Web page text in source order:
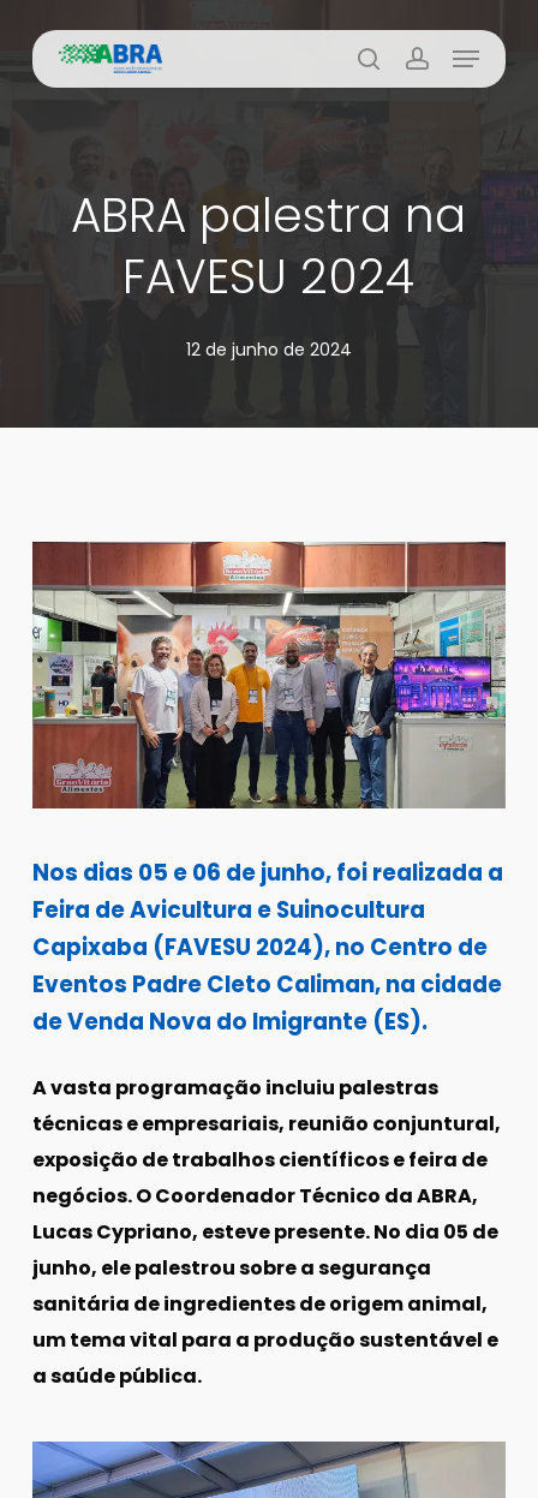
main
buscaaccount
Menu
ABRA palestra na
FAVESU 2024
12 de junho de 2024
Nos dias 05 e 06 de junho, foi realizada a
Feira de Avicultura e Suinocultura
Capixaba (FAVESU 2024), no Centro de
Eventos Padre Cleto Caliman, na cidade
de Venda Nova do Imigrante (ES).
A vasta programação incluiu palestras
técnicas e empresariais, reunião conjuntural,
exposição de trabalhos científicos e feira de
negócios. O Coordenador Técnico da ABRA,
Lucas Cypriano, esteve presente. No dia 05 de
junho, ele palestrou sobre a segurança
sanitária de ingredientes de origem animal,
um tema vital para a produção sustentável e
a saúde pública.